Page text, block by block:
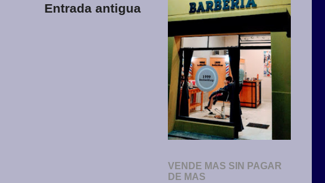
Entrada antigua
VENDE MAS SIN PAGAR
DE MAS